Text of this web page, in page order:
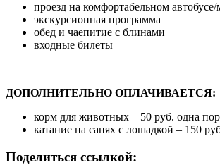
проезд на комфортабельном автобусе/
экскурсионная программа
обед и чаепитие с блинами
входные билеты
ДОПОЛНИТЕЛЬНО ОПЛАЧИВАЕТСЯ:
корм для животных – 50 руб. одна
катание на санях с лошадкой – 150
Поделиться ссылкой: